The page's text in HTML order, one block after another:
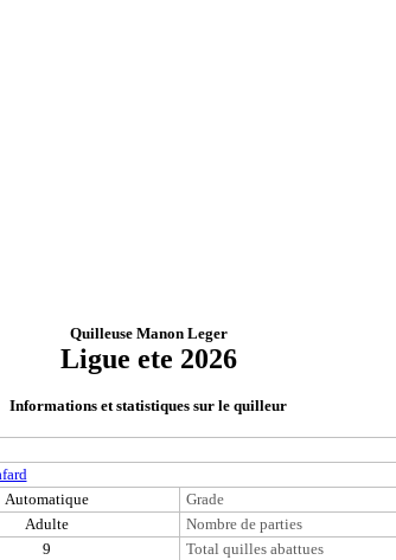
Quilleuse Manon Leger
Ligue ete 2026
Informations et statistiques sur le quilleur
Automatique Grade
Adulte Nombre de parties
9 Total quilles abattues